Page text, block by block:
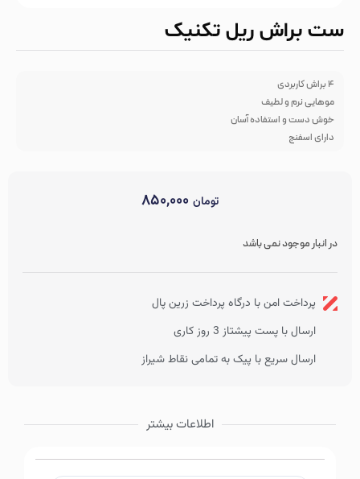
ست براش ریل تکنیک
4 براش کاربردی
موهایی نرم و لطیف
خوش دست و استفاده آسان
دارای اسفنج
تومان
در انبار موجود نمی باشد
پرداخت امن با درگاه پرداخت زرین پال
ارسال با پست پیشتاز 3 روز کاری
ارسال سریع با پیک به تمامی نقاط شیراز
اطلاعات بیشتر